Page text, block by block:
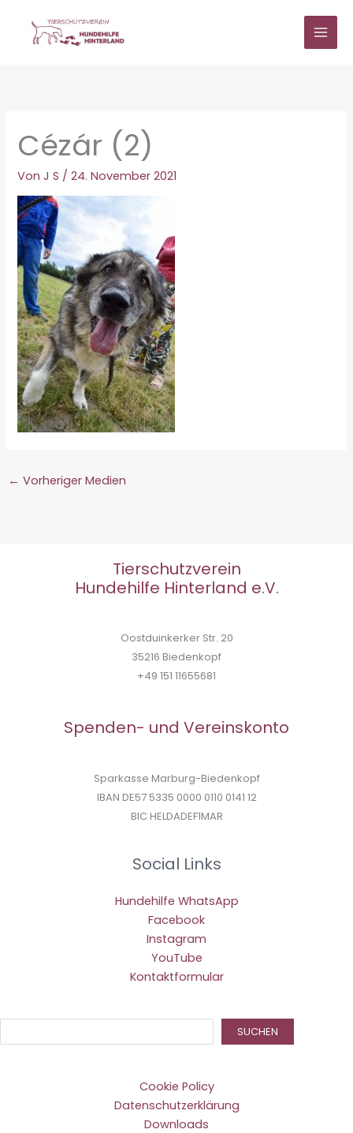
springen
Cézár (2)
VonJ S /24. November 2021
← Vorheriger Medien
Tierschutzverein
Hundehilfe Hinterland e.V.
Oostduinkerker Str. 20
35216 Biedenkopf
+49 151 11655681
Spenden- und Vereinskonto
Sparkasse Marburg-Biedenkopf
IBAN DE57 5335 0000 0110 0141 12
BIC HELDADEF1MAR
Social Links
Hundehilfe WhatsApp
Facebook
Instagram
YouTube
Kontaktformular
SUCHEN
Cookie Policy
Datenschutzerklärung
Downloads